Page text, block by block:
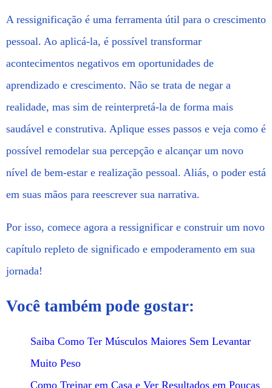
A ressignificação é uma ferramenta útil para o crescimento
pessoal. Ao aplicá-la, é possível transformar
acontecimentos negativos em oportunidades de
aprendizado e crescimento. Não se trata de negar a
realidade, mas sim de reinterpretá-la de forma mais
saudável e construtiva. Aplique esses passos e veja como é
possível remodelar sua percepção e alcançar um novo
nível de bem-estar e realização pessoal. Aliás, o poder está
em suas mãos para reescrever sua narrativa.
Por isso, comece agora a ressignificar e construir um novo
capítulo repleto de significado e empoderamento em sua
jornada!
Você também pode gostar:
Saiba Como Ter Músculos Maiores Sem Levantar
Muito Peso
Como Treinar em Casa e Ver Resultados em Poucas